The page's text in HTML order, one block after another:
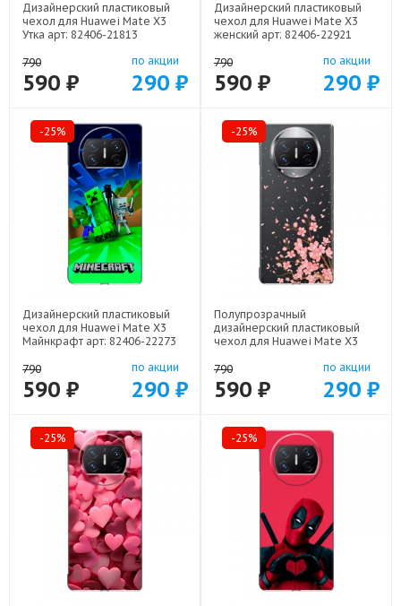
Дизайнерский пластиковый
чехол для Huawei Mate X3
Утка арт: 82406-21813
790
590 ₽
по акции
290 ₽
Дизайнерский пластиковый
чехол для Huawei Mate X3
женский арт: 82406-22921
790
590 ₽
по акции
290 ₽
-25%
Дизайнерский пластиковый
чехол для Huawei Mate X3
Майнкрафт арт: 82406-22273
790
590 ₽
по акции
290 ₽
-25%
Полупрозрачный
дизайнерский пластиковый
чехол для Huawei Mate X3
790
590 ₽
по акции
290 ₽
-25% -25%